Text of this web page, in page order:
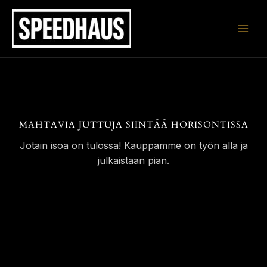
Siirry
sisältöön
MAHTAVIA JUTTUJA SIINTÄÄ HORISONTISSA
Jotain isoa on tulossa! Kauppamme on työn alla ja
julkaistaan pian.